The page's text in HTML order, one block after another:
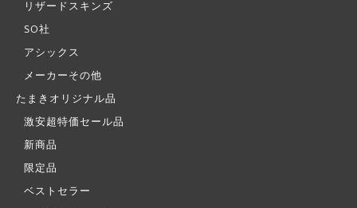
リザードスキンズ
SO社
アシックス
メーカーその他
たまきオリジナル品
激安超特価セール品
新商品
限定品
ベストセラー